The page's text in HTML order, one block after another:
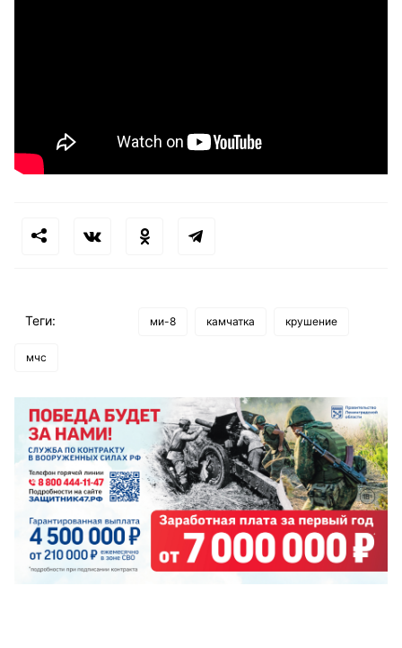
Теги: ми-8 камчатка крушение
мчс